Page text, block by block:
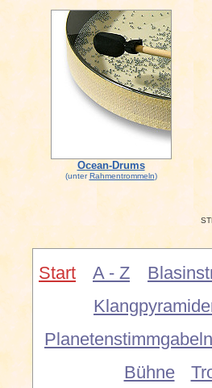
Ocean-Drums
(unterRahmentrommeln)
Start A - Z
Planetenstimmgabeln
Bühne